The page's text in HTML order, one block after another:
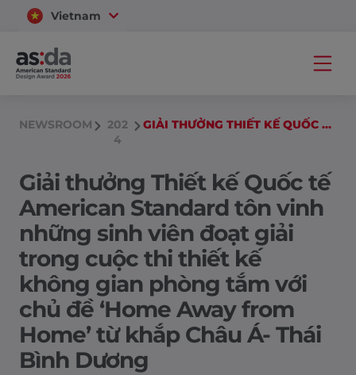
Vietnam
Thailand
NEWSROOM
202
4
GIẢI THƯỞNG THIẾT KẾ QUỐC TẾ AMERICAN STANDARD TÔN VINH NHỮNG SINH VIÊN ĐOẠT GIẢI TRONG CUỘC THI THIẾT KẾ KHÔNG GIAN PHÒNG TẮM VỚI CHỦ ĐỀ ‘HOME AWAY FROM HOME’ TỪ KHẮP CHÂU Á- THÁI BÌNH DƯƠNG
Giải thưởng Thiết kế Quốc tế
American Standard tôn vinh
những sinh viên đoạt giải
trong cuộc thi thiết kế
không gian phòng tắm với
chủ đề ‘Home Away from
Home’ từ khắp Châu Á- Thái
Bình Dương